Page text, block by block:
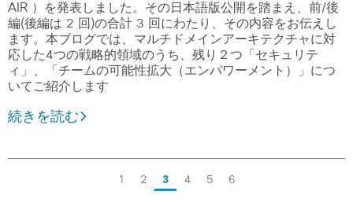
AIR ）を発表しました。その日本語版公開を踏まえ、前/後
編(後編は 2 回)の合計 3 回にわたり、その内容をお伝えし
ます。本ブログでは、マルチドメインアーキテクチャに対
応した4つの戦略的領域のうち、残り２つ「セキュリテ
ィ」、「チームの可能性拡大（エンパワーメント）」につ
いてご紹介します
続きを読む
1 2 3 4 5 6